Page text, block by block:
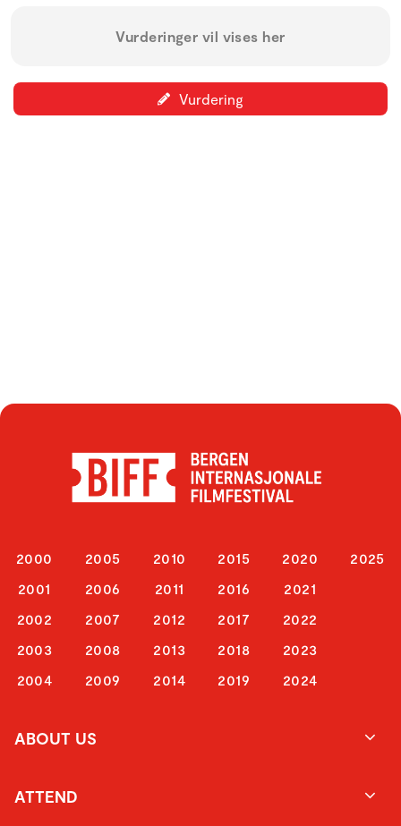
Vurderinger vil vises her
Vurdering
2000
2001
2002
2003
2004
2005
2006
2007
2008
2009
2010
2011
2012
2013
2014
2015
2016
2017
2018
2019
2020
2021
2022
2023
2024
2025
ABOUT US
ATTEND